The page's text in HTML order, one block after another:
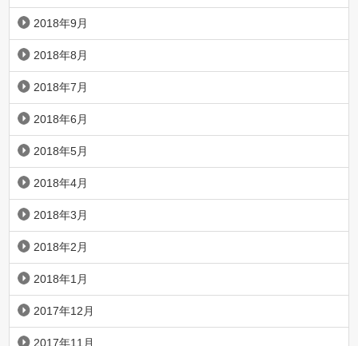
2018年9月
2018年8月
2018年7月
2018年6月
2018年5月
2018年4月
2018年3月
2018年2月
2018年1月
2017年12月
2017年11月